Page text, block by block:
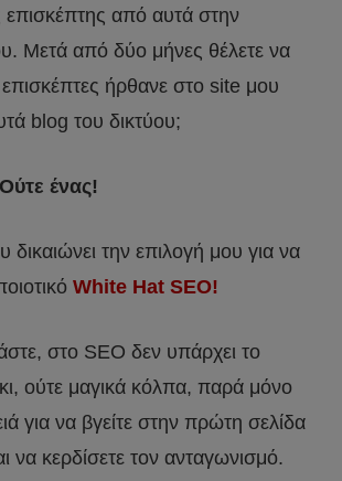
επισκέπτης από αυτά στην
Μετά από δύο μήνες θέλετε να
ήρθανε στο site μου
blog του δικτύου;
ένας!
την επιλογή μου για να
White Hat SEO!
στο SEO δεν υπάρχει το
ούτε μαγικά κόλπα, παρά μόνο
για να βγείτε στην πρώτη σελίδα
να κερδίσετε τον ανταγωνισμό.